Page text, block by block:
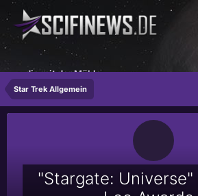
...die mit der Mühle
Star Trek Allgemein
"Stargate: